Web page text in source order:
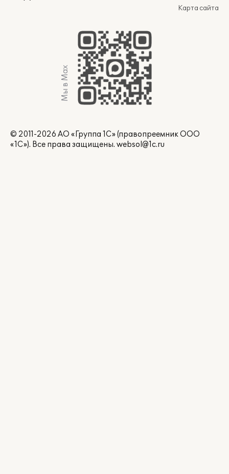
Карта сайта
Мы в Max
© 2011-2026 АО «Группа 1С» (правопреемник ООО
«1С»). Все права защищены. websol@1c.ru